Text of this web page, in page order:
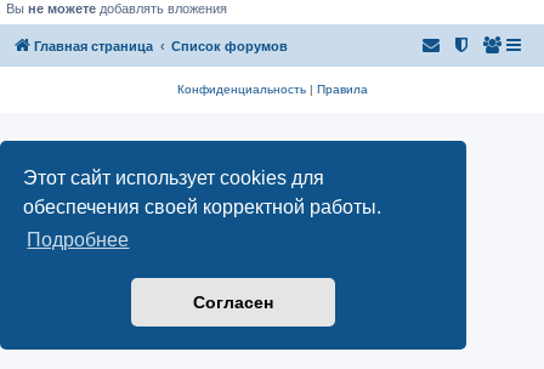
Этот сайт использует cookies для
обеспечения своей корректной работы.
Подробнее
Согласен
Вы не можете добавлять вложения
Главная страница Список форумов
Конфиденциальность| Правила